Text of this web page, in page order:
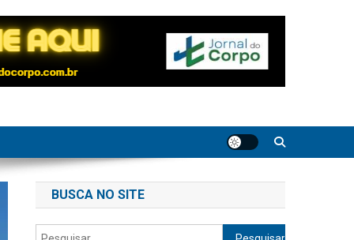
BUSCA NO SITE
Pesquisar